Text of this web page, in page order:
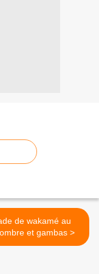
de wakamé au
concombre et gambas >